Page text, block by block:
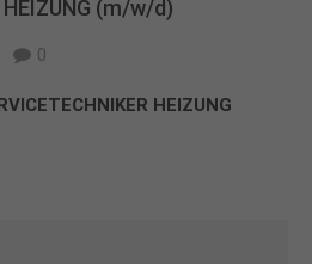
HEIZUNG (m/w/d)
0
HEIZUNG